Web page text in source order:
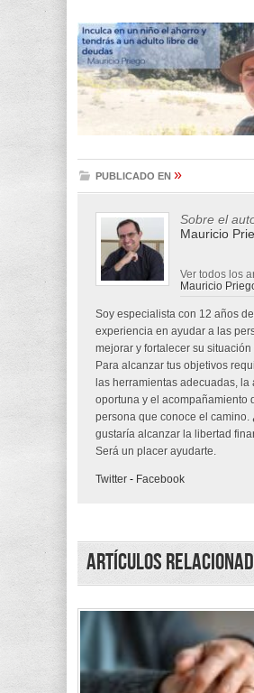
PUBLICADO EN »
Sobre el
Mauricio
Ver todos los
Mauricio
Soy especialista con 12 años de
experiencia en ayudar a las
mejorar y fortalecer su
Para alcanzar tus objetivos
las herramientas adecuadas, la
oportuna y el acompañamiento
persona que conoce el camino.
gustaría alcanzar la libertad
Será un placer ayudarte.
Twitter - Facebook
Artículos